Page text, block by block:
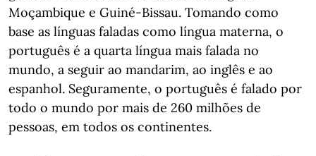
Moçambique e Guiné-Bissau. Tomando como
base as línguas faladas como língua materna, o
português é a quarta língua mais falada no
mundo, a seguir ao mandarim, ao inglês e ao
espanhol. Seguramente, o português é falado por
todo o mundo por mais de 260 milhões de
pessoas, em todos os continentes.